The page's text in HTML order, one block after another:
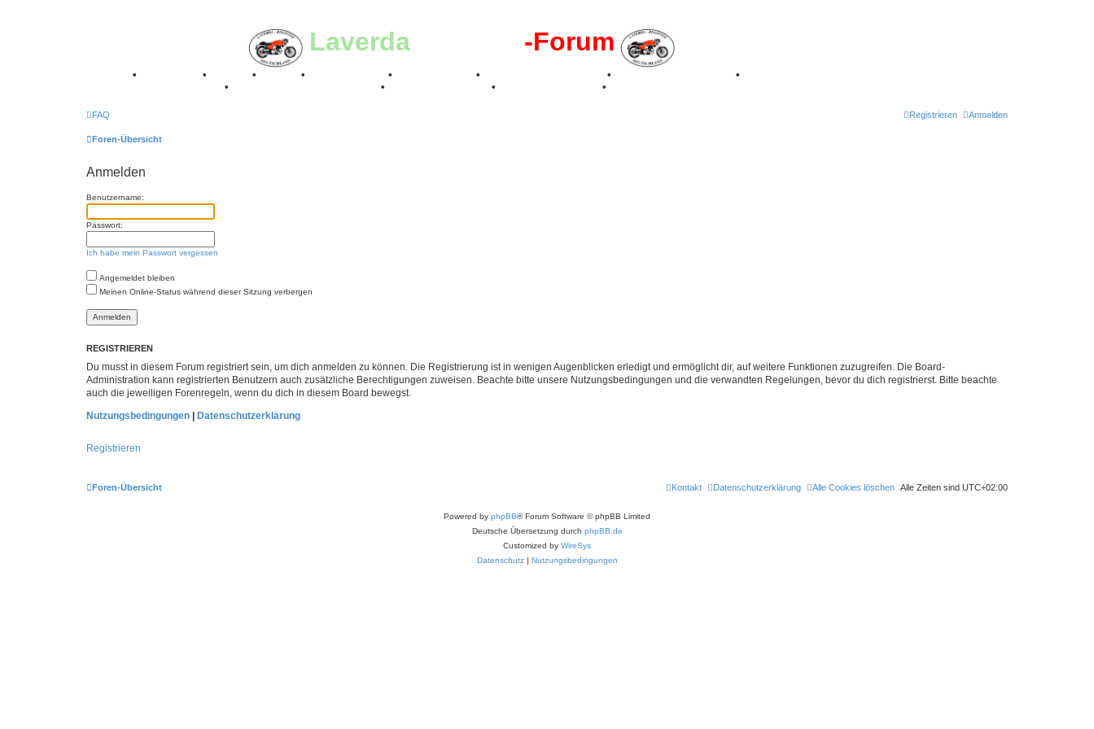
Laverda -Forum
• • • • • • •
•
• • • •
FAQ Anmelden
Registrieren
Foren-Übersicht
Anmelden
Benutzername:
Passwort:
Ich habe mein Passwort vergessen
Angemeldet bleiben
Meinen Online-Status während dieser Sitzung verbergen
REGISTRIEREN
Du musst in diesem Forum registriert sein, um dich anmelden zu können. Die Registrierung ist in wenigen Augenblicken erledigt und ermöglicht dir, auf weitere Funktionen zuzugreifen. Die Board-
Administration kann registrierten Benutzern auch zusätzliche Berechtigungen zuweisen. Beachte bitte unsere Nutzungsbedingungen und die verwandten Regelungen, bevor du dich registrierst. Bitte beachte
auch die jeweiligen Forenregeln, wenn du dich in diesem Board bewegst.
Nutzungsbedingungen | Datenschutzerklärung
Registrieren
Foren-Übersicht Alle Zeiten sind UTC+02:00
Alle Cookies löschen
Datenschutzerklärung
Kontakt
Powered by phpBB® Forum Software © phpBB Limited
Deutsche Übersetzung durch phpBB.de
Customized by WireSys
Datenschutz| Nutzungsbedingungen